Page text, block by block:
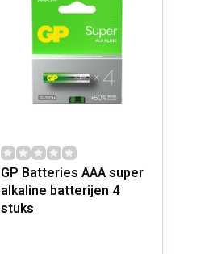
GP Batteries AAA super
alkaline batterijen 4
stuks